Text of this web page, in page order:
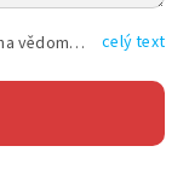
Vyplněním shora uvedených údajů beru na vědomí, že společnost TEXT FACTORY s.r.o., sídlem Brno, Durďákova 336/29, Černá Pole, PSČ: 613 00, IČ: 06157831, zapsané u Krajského soudu v Brně, oddíl C, vložka 100399, bude zpracovávat mé osobní údaje uvedené v rámci mnou vyplněného registračního formuláře na základě oprávněných zájmů TEXT FACTORY s.r.o. dle čl. 6 odst. 1 písm. f) GDPR a pro splnění právních povinností (čl. 6 odst. 1 písm. c) GDPR), a to pro tyto účely: nezbytnost zajistit oprávnění návštěvníka webových stránek provozovaných společností TEXT FACTORY s.r.o. přispívat aktivně ke zveřejněným článkům nebo v rámci diskusních fór a výkon práv TEXT FACTORY s.r.o. jako administrátora těchto diskusních fór. Více informací o zpracování osobních údajů a právech lze nalézt v celý text